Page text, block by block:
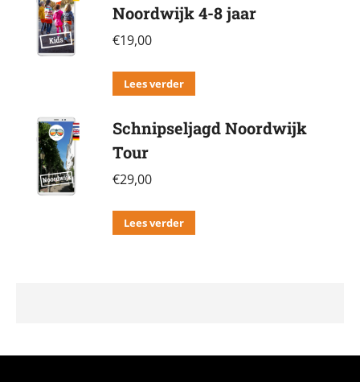
Noordwijk 4-8 jaar
€19,00
Lees verder
Schnipseljagd Noordwijk
Tour
€29,00
Lees verder